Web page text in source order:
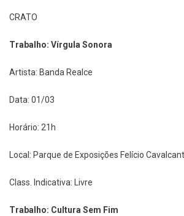
CRATO
Trabalho: Vírgula Sonora
Artista: Banda Realce
Data: 01/03
Horário: 21h
Local: Parque de Exposições Felício
Class. Indicativa: Livre
Trabalho: Cultura Sem Fim